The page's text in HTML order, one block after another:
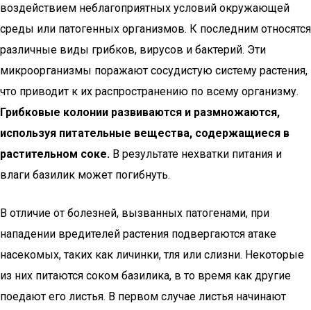
воздействием неблагоприятных условий окружающей
среды или патогенных организмов. К последним относятся
различные виды грибков, вирусов и бактерий. Эти
микроорганизмы поражают сосудистую систему растения,
что приводит к их распространению по всему организму.
Грибковые колонии развиваются и размножаются,
используя питательные вещества, содержащиеся в
растительном соке. В результате нехватки питания и
влаги базилик может погибнуть.
В отличие от болезней, вызванных патогенами, при
нападении вредителей растения подвергаются атаке
насекомых, таких как личинки, тля или слизни. Некоторые
из них питаются соком базилика, в то время как другие
поедают его листья. В первом случае листья начинают